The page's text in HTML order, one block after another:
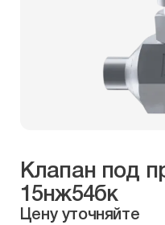
Клапан под
15нж54бк
Цену уточняйте